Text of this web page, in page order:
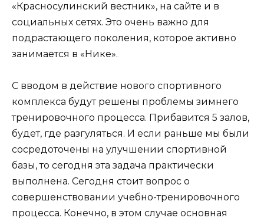
«Красносулинский вестник», на сайте и в
социальных сетях. Это очень важно для
подрастающего поколения, которое активно
занимается в «Нике».
С вводом в действие нового спортивного
комплекса будут решены проблемы зимнего
тренировочного процесса. Прибавится 5 залов,
будет, где разгуляться. И если раньше мы были
сосредоточены на улучшении спортивной
базы, то сегодня эта задача практически
выполнена. Сегодня стоит вопрос о
совершенствовании учебно-тренировочного
процесса. Конечно, в этом случае основная